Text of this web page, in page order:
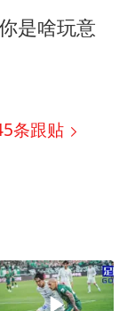
是啥玩意
条跟贴